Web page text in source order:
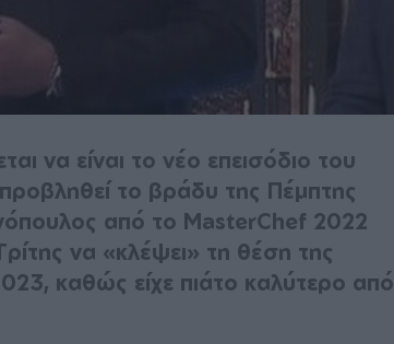
να είναι το νέο επεισόδιο του
το βράδυ της Πέμπτης
από το MasterChef 2022
να «κλέψει» τη θέση της
καθώς είχε πιάτο καλύτερο από